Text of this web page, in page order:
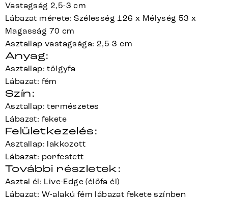
Vastagság 2,5-3 cm
Lábazat mérete: Szélesség 126 x Mélység 53 x
Magasság 70 cm
Asztallap vastagsága: 2,5-3 cm
Anyag:
Asztallap: tölgyfa
Lábazat: fém
Szín:
Asztallap: természetes
Lábazat: fekete
Felületkezelés:
Asztallap: lakkozott
Lábazat: porfestett
További részletek:
Asztal él: Live-Edge (élőfa él)
Lábazat: W-alakú fém lábazat fekete színben